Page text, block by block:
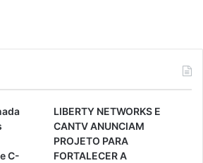
C-
LIBERTY NETWORKS E
CANTV ANUNCIAM
PROJETO PARA
FORTALECER A